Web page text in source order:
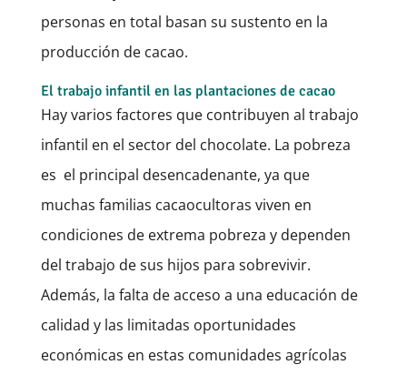
personas en total basan su sustento en la
producción de cacao.
El trabajo infantil en las plantaciones de cacao
Hay varios factores que contribuyen al trabajo
infantil en el sector del chocolate. La pobreza
es el principal desencadenante, ya que
muchas familias cacaocultoras viven en
condiciones de extrema pobreza y dependen
del trabajo de sus hijos para sobrevivir.
Además, la falta de acceso a una educación de
calidad y las limitadas oportunidades
económicas en estas comunidades agrícolas